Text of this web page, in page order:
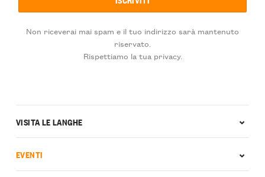
Non riceverai mai spam e il tuo indirizzo sarà mantenuto
riservato.
Rispettiamo la tua privacy.
VISITA LE LANGHE
EVENTI